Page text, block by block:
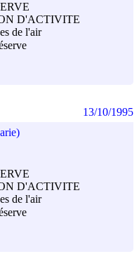
D'ACTIVITE
de l'air
D'ACTIVITE
de l'air
13/10/1995